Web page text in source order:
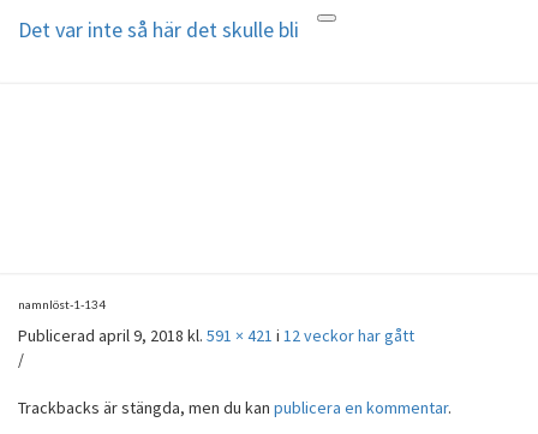
Toggle
Det var inte så här det skulle bli
namnlöst-1-134
Publicerad april 9, 2018 kl. 591 × 421 i 12 veckor har gått
/
Trackbacks är stängda, men du kan publicera en kommentar.